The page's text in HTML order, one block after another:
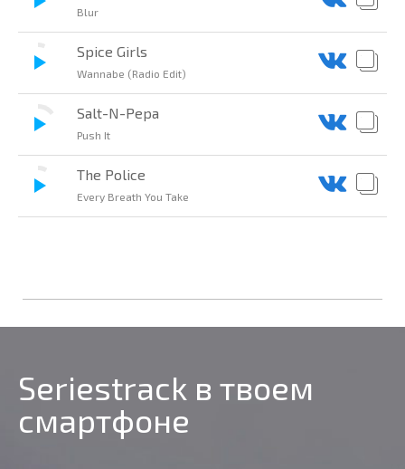
Blur
Spice Girls
Wannabe (Radio Edit)
Salt-N-Pepa
Push It
The Police
Every Breath You Take
Seriestrack в твоем
смартфоне